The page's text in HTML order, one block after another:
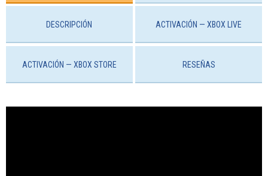
DESCRIPCIÓN ACTIVACIÓN — XBOX LIVE
ACTIVACIÓN — ХBOX STORE RESEÑAS